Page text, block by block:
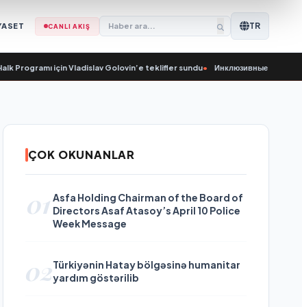
CANLI AKIŞ TR
için Vladislav Golovin’e teklifler sundu• Инклюзивные организации
ÇOK OKUNANLAR
01 Asfa Holding Chairman of the Board of
Directors Asaf Atasoy’s April 10 Police
Week Message
02Türkiyənin Hatay bölgəsinə humanitar
yardım göstərilib